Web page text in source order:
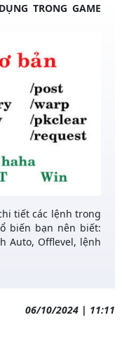
TRONG GAME
tiết các lệnh trong
biến bạn nên biết:
Auto, Offlevel, lệnh
06/10/2024 | 11:11